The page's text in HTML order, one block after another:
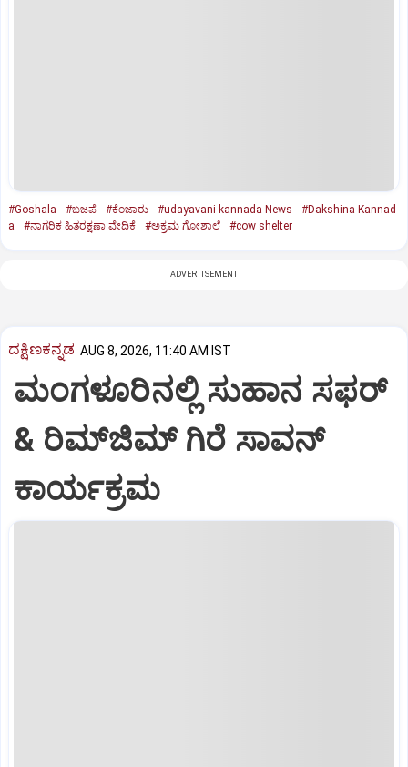
#Goshala #ಬಜಪೆ #ಕೆಂಜಾರು #udayavani kannada News
#Dakshina Kannad
a
#ನಾಗರಿಕ ಹಿತರಕ್ಷಣಾ ವೇದಿಕೆ #ಅಕ್ರಮ ಗೋಶಾಲೆ #cow shelter
ADVERTISEMENT
ದಕ್ಷಿಣಕನ್ನಡ AUG 8, 2026, 11:40 AM IST
ಮಂಗಳೂರಿನಲ್ಲಿ ಸುಹಾನ ಸಫರ್
& ರಿಮ್‌ಜಿಮ್ ಗಿರೆ ಸಾವನ್
ಕಾರ್ಯಕ್ರಮ